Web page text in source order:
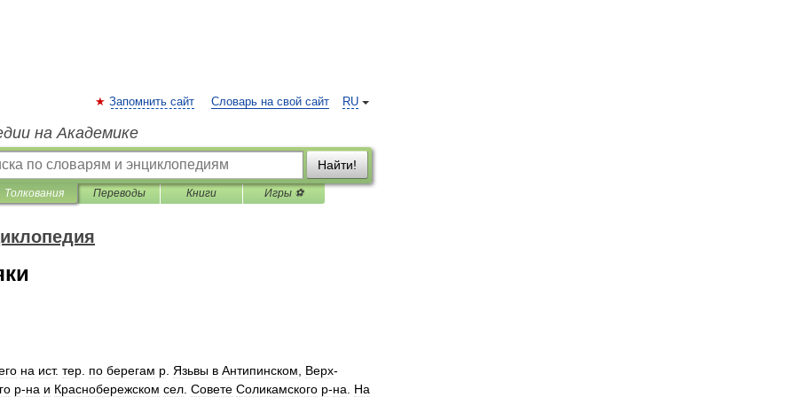
RU
Запомнить сайт Словарь на свой сайт
на Академике
Найти!
Толкования Переводы Книги Игры ⚽
на ист. тер по берегам р Язьвы в Антипинском Верх-
р-на и Краснобережском сел Совете Соликамского р-на На